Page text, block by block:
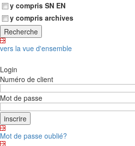
y compris SN EN
y compris archives
vers la vue d'ensemble
Login
Numéro de client
Mot de passe
Mot de passe oublié?